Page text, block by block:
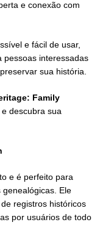
e conexão com
e fácil de usar,
pessoas interessadas
sua história.
Family
descubra sua
e é perfeito para
Ele
registros históricos
por usuários de todo